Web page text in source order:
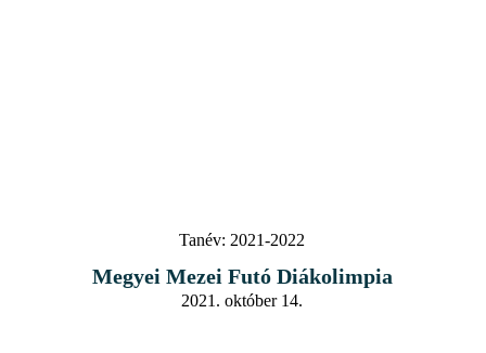
Tanév: 2021-2022
Megyei Mezei Futó Diákolimpia
2021. október 14.